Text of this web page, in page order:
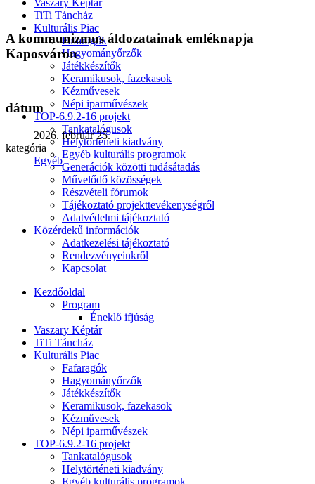
Vaszary Képtár
TiTi Táncház
Kulturális Piac
Fafaragók
Hagyományőrzők
Játékkészítők
Keramikusok, fazekasok
Kézművesek
Népi iparművészek
TOP-6.9.2-16 projekt
Tankatalógusok
Helytörténeti kiadvány
Egyéb kulturális programok
Generációk közötti tudásátadás
Művelődő közösségek
Részvételi fórumok
Tájékoztató projekttevékenységről
Adatvédelmi tájékoztató
Közérdekű információk
Adatkezelési tájékoztató
Rendezvényeinkről
Kapcsolat
Kezdőoldal
Program
Éneklő ifjúság
Vaszary Képtár
TiTi Táncház
Kulturális Piac
Fafaragók
Hagyományőrzők
Játékkészítők
Keramikusok, fazekasok
Kézművesek
Népi iparművészek
TOP-6.9.2-16 projekt
Tankatalógusok
Helytörténeti kiadvány
Egyéb kulturális programok
A kommunizmus áldozatainak emléknapja
Kaposváron
dátum
2026. február 25.
kategória
Egyéb